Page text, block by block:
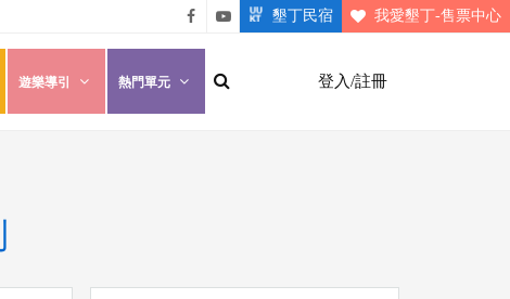
悠遊
墾丁
粉絲
墾丁
墾丁民宿 我愛墾丁-售票中心
登入/註冊
遊樂導引 熱門單元